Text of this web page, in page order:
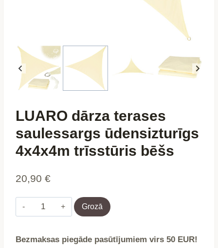
LUARO dārza terases
saulessargs ūdensizturīgs
4x4x4m trīsstūris bēšs
20,90 €
LUARO
dārza
saulessargs
Grozā
Bezmaksas piegāde pasūtījumiem virs 50 EUR!